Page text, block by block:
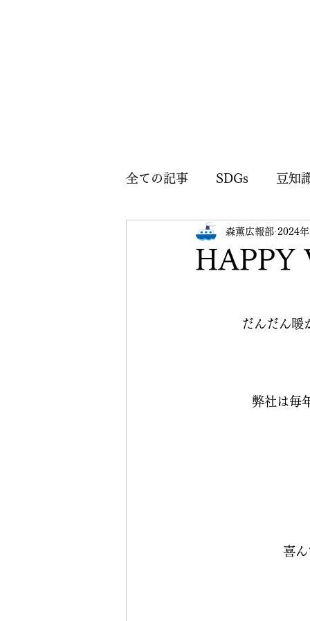
全ての記事 SDGs 豆知
森薫広報部のお知らせ
HAPPY
森薫広報部 2024
だんだん暖
弊社は毎
喜